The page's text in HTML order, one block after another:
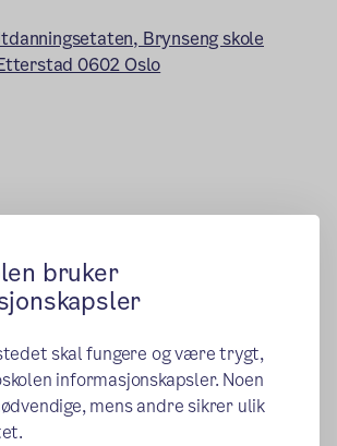
bruker
skal fungere og være trygt,
informasjonskapsler. Noen
mens andre sikrer ulik
Brynseng skole
0602 Oslo